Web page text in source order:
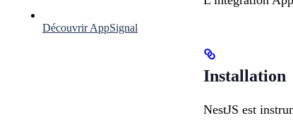
Découvrir AppSignal
Installation
NestJS est